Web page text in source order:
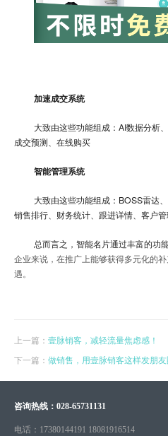
加速成交系统
大致由这些功能组成：AI数据分析
成交预测、在线购买
智能管理系统
大致由这些功能组成：BOSS雷达
销售排行、财务统计、跟进详情、客户管
总而言之，智能名片通过丰富的功
企业来说，在推广上能够获得多元化的
遇。
上一篇： 壹脉销客，减轻流量焦虑感！
下一篇： 做销售，用壹脉销客这样发朋友
咨询热线： 028-65731131
电话： 17380144191 18081916514